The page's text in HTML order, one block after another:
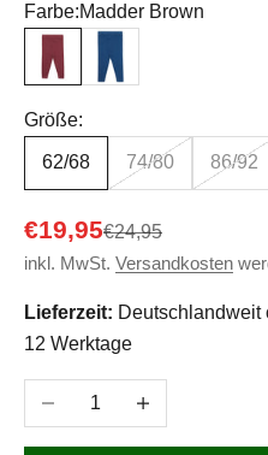
Farbe:Madder Brown
Madder Brown
Ocean
Größe:
62/68 74/80 86/92
Angebot
€19,95Regulärer Preis
€24,95
inkl. MwSt. Versandkosten
Lieferzeit: Deutschlandweit
12 Werktage
Anzahl verringernAnzahl erhöhen